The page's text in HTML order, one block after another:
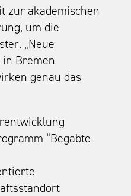
zur akademischen
um die
„Neue
in Bremen
genau das
“Begabte